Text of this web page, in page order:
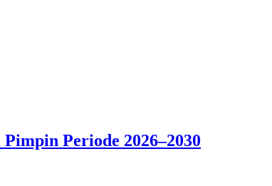
Periode 2026–2030